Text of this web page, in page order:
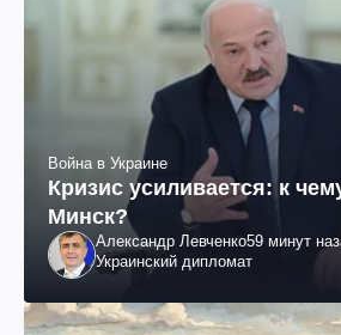
Война в Украине
Кризис усиливается: к
Минск?
Александр Левченко59 минут
Украинский дипломат